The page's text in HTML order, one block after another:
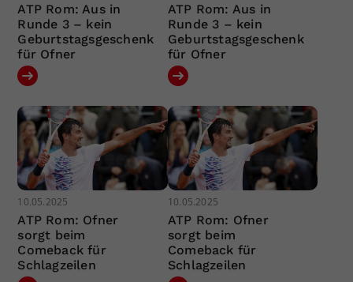
ATP Rom: Aus in
Runde 3 – kein
Geburtstagsgeschenk
für Ofner
ATP Rom: Aus in
Runde 3 – kein
Geburtstagsgeschenk
für Ofner
10.05.2025
ATP Rom: Ofner
sorgt beim
Comeback für
Schlagzeilen
10.05.2025
ATP Rom: Ofner
sorgt beim
Comeback für
Schlagzeilen